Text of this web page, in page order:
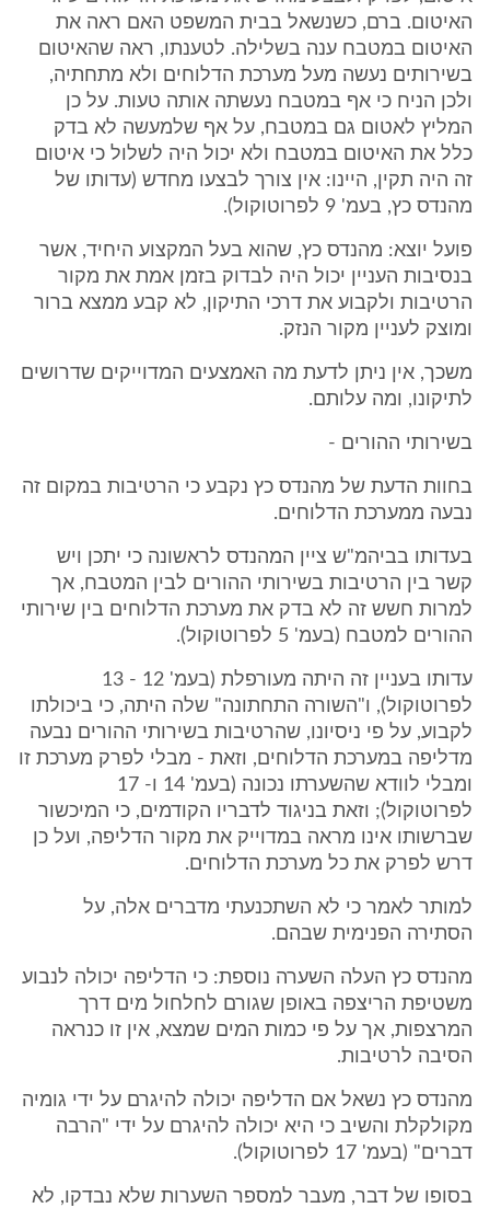
האיטום. ברם, כשנשאל בבית המשפט האם ראה את
האיטום במטבח ענה בשלילה. לטענתו, ראה שהאיטום
בשירותים נעשה מעל מערכת הדלוחים ולא מתחתיה,
ולכן הניח כי אף במטבח נעשתה אותה טעות. על כן
המליץ לאטום גם במטבח, על אף שלמעשה לא בדק
כלל את האיטום במטבח ולא יכול היה לשלול כי איטום
זה היה תקין, היינו: אין צורך לבצעו מחדש (עדותו של
מהנדס כץ, בעמ' 9 לפרוטוקול).
פועל יוצא: מהנדס כץ, שהוא בעל המקצוע היחיד, אשר
בנסיבות העניין יכול היה לבדוק בזמן אמת את מקור
הרטיבות ולקבוע את דרכי התיקון, לא קבע ממצא ברור
ומוצק לעניין מקור הנזק.
משכך, אין ניתן לדעת מה האמצעים המדוייקים שדרושים
לתיקונו, ומה עלותם.
בשירותי ההורים -
בחוות הדעת של מהנדס כץ נקבע כי הרטיבות במקום זה
נבעה ממערכת הדלוחים.
בעדותו בביהמ"ש ציין המהנדס לראשונה כי יתכן ויש
קשר בין הרטיבות בשירותי ההורים לבין המטבח, אך
למרות חשש זה לא בדק את מערכת הדלוחים בין שירותי
ההורים למטבח (בעמ' 5 לפרוטוקול).
עדותו בעניין זה היתה מעורפלת (בעמ' 12 - 13
לפרוטוקול), ו"השורה התחתונה" שלה היתה, כי ביכולתו
לקבוע, על פי ניסיונו, שהרטיבות בשירותי ההורים נבעה
מדליפה במערכת הדלוחים, וזאת - מבלי לפרק מערכת זו
ומבלי לוודא שהשערתו נכונה (בעמ' 14 ו- 17
לפרוטוקול); וזאת בניגוד לדבריו הקודמים, כי המיכשור
שברשותו אינו מראה במדוייק את מקור הדליפה, ועל כן
דרש לפרק את כל מערכת הדלוחים.
למותר לאמר כי לא השתכנעתי מדברים אלה, על
הסתירה הפנימית שבהם.
מהנדס כץ העלה השערה נוספת: כי הדליפה יכולה לנבוע
משטיפת הריצפה באופן שגורם לחלחול מים דרך
המרצפות, אך על פי כמות המים שמצא, אין זו כנראה
הסיבה לרטיבות.
מהנדס כץ נשאל אם הדליפה יכולה להיגרם על ידי גומיה
מקולקלת והשיב כי היא יכולה להיגרם על ידי "הרבה
דברים" (בעמ' 17 לפרוטוקול).
בסופו של דבר, מעבר למספר השערות שלא נבדקו, לא